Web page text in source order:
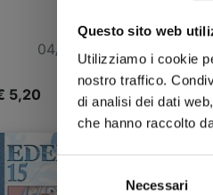
Questo sito web
Utilizziamo i cookie
nostro traffico.
di analisi dei dati
che hanno raccolto
Selezione
del
Necessari
04/01/2023
5,20